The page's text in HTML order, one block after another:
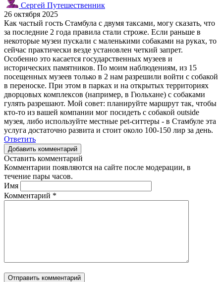
Сергей Путешественник
26 октября 2025
Как частый гость Стамбула с двумя таксами, могу сказать, что
за последние 2 года правила стали строже. Если раньше в
некоторые музеи пускали с маленькими собаками на руках, то
сейчас практически везде установлен четкий запрет.
Особенно это касается государственных музеев и
исторических памятников. По моим наблюдениям, из 15
посещенных музеев только в 2 нам разрешили войти с собакой
в переноске. При этом в парках и на открытых территориях
дворцовых комплексов (например, в Гюльхане) с собаками
гулять разрешают. Мой совет: планируйте маршрут так, чтобы
кто-то из вашей компании мог посидеть с собакой outside
музея, либо используйте местные pet-ситтеры - в Стамбуле эта
услуга достаточно развита и стоит около 100-150 лир за день.
Ответить
Добавить комментарий
Оставить комментарий
Комментарии появляются на сайте после модерации, в
течение пары часов.
Имя
Комментарий *